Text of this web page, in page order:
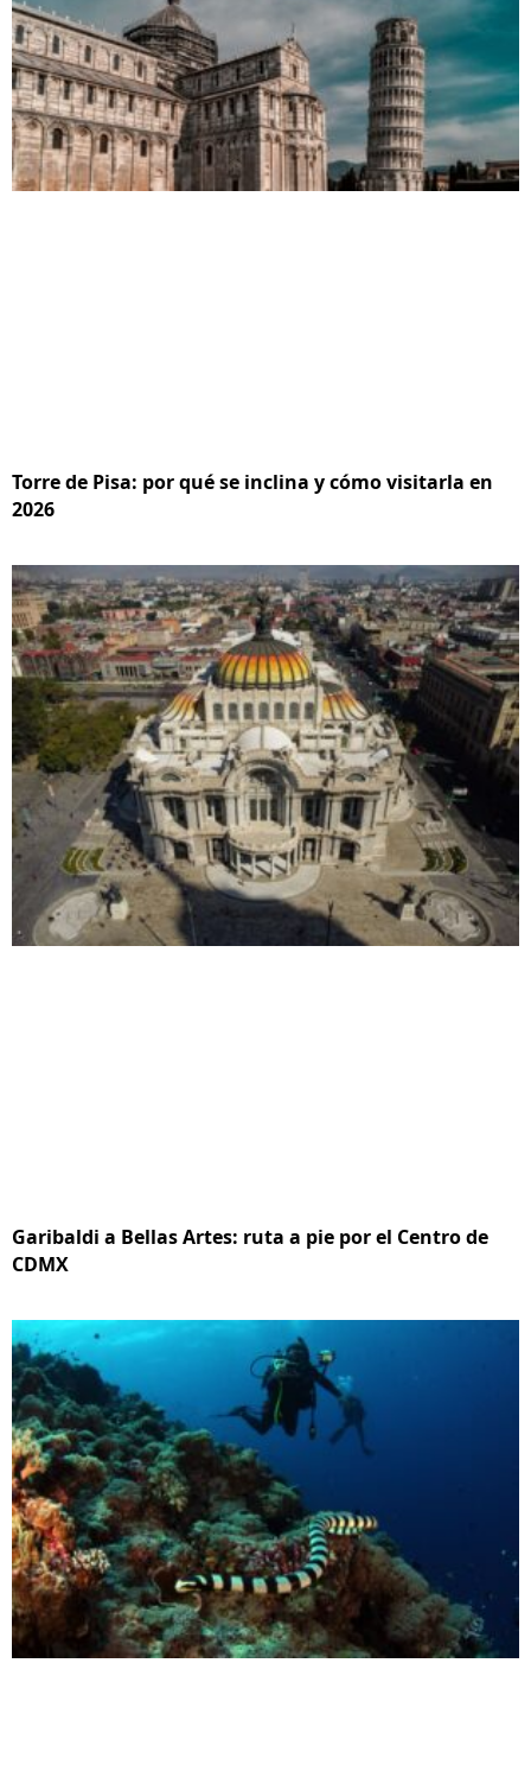
Torre de Pisa: por qué se inclina y cómo visitarla en
2026
Garibaldi a Bellas Artes: ruta a pie por el Centro de
CDMX